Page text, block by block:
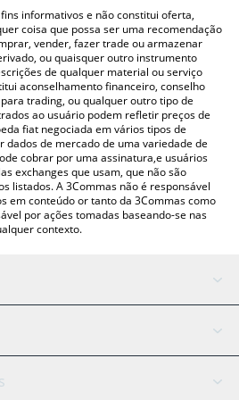
preço de ROD.AI nas principais
informativos e não constitui oferta,
coisa que possa ser uma recomendação
vender, fazer trade ou armazenar
ou quaisquer outro instrumento
de qualquer material ou serviço
aconselhamento financeiro, conselho
trading, ou qualquer outro tipo de
ao usuário podem refletir preços de
fiat negociada em vários tipos de
dados de mercado de uma variedade de
cobrar por uma assinatura,e usuários
exchanges que usam, que não são
listados. A 3Commas não é responsável
em conteúdo or tanto da 3Commas como
por ações tomadas baseando-se nas
contexto.